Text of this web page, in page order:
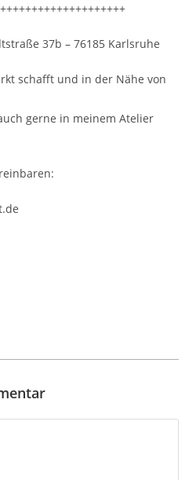
37b – 76185 Karlsruhe
schafft und in der Nähe von
gerne in meinem Atelier